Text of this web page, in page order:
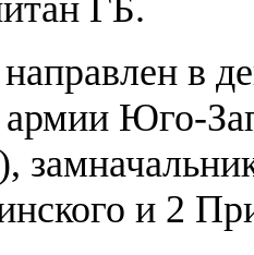
ГБ.
в
Юго-
и 2